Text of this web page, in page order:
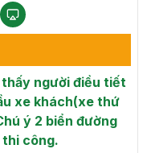
thấy người điều tiết
xe khách(xe thứ
ý 2 biển đường
công.